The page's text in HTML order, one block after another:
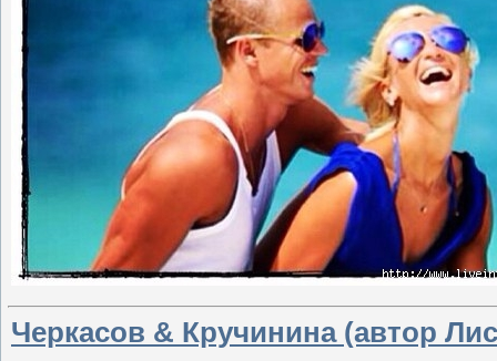
Черкасов & Кручинина (автор